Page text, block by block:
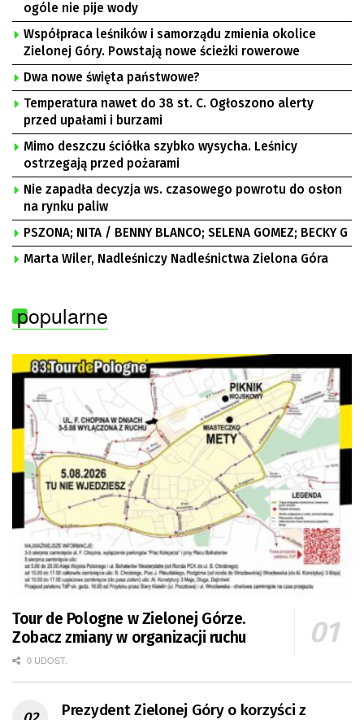
ogóle nie pije wody
Współpraca leśników i samorządu zmienia okolice
Zielonej Góry. Powstają nowe ścieżki rowerowe
Dwa nowe święta państwowe?
Temperatura nawet do 38 st. C. Ogłoszono alerty
przed upałami i burzami
Mimo deszczu ściółka szybko wysycha. Leśnicy
ostrzegają przed pożarami
Nie zapadła decyzja ws. czasowego powrotu do osłon
na rynku paliw
PSZONA; NITA / BENNY BLANCO; SELENA GOMEZ; BECKY G
Marta Wiler, Nadleśniczy Nadleśnictwa Zielona Góra
popularne
Tour de Pologne w Zielonej Górze.
Zobacz zmiany w organizacji ruchu
0 UDOST.
Prezydent Zielonej Góry o korzyści z